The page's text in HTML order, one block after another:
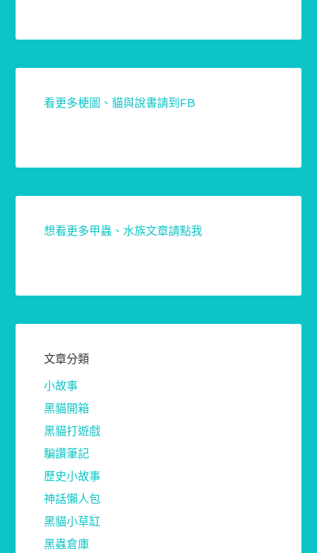
看更多梗圖、貓與說書請到FB
想看更多甲蟲、水族文章請點我
文章分類
小故事
黑貓開箱
黑貓打遊戲
騙讚筆記
歷史小故事
神話懶人包
黑貓小草缸
黑蟲倉庫